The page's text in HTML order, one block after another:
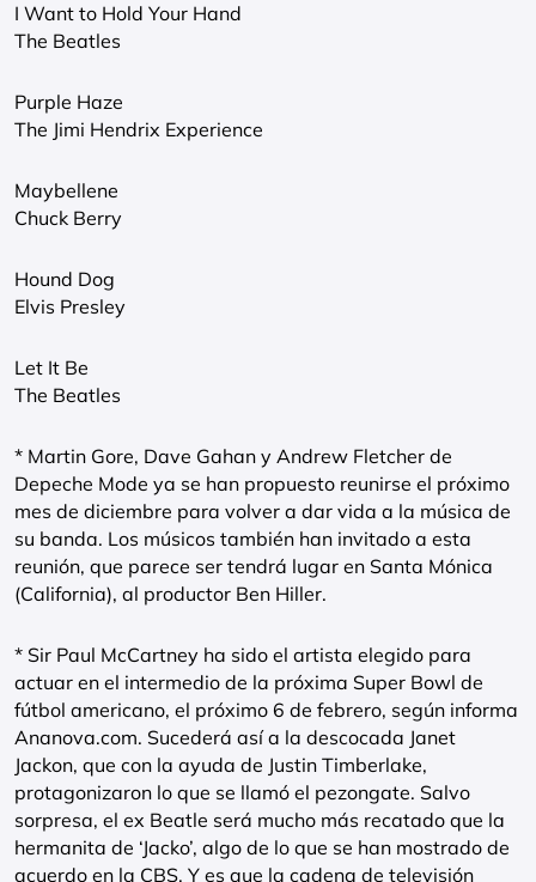
I Want to Hold Your Hand
The Beatles
Purple Haze
The Jimi Hendrix Experience
Maybellene
Chuck Berry
Hound Dog
Elvis Presley
Let It Be
The Beatles
* Martin Gore, Dave Gahan y Andrew Fletcher de
Depeche Mode ya se han propuesto reunirse el próximo
mes de diciembre para volver a dar vida a la música de
su banda. Los músicos también han invitado a esta
reunión, que parece ser tendrá lugar en Santa Mónica
(California), al productor Ben Hiller.
* Sir Paul McCartney ha sido el artista elegido para
actuar en el intermedio de la próxima Super Bowl de
fútbol americano, el próximo 6 de febrero, según informa
Ananova.com. Sucederá así a la descocada Janet
Jackon, que con la ayuda de Justin Timberlake,
protagonizaron lo que se llamó el pezongate. Salvo
sorpresa, el ex Beatle será mucho más recatado que la
hermanita de ‘Jacko’, algo de lo que se han mostrado de
acuerdo en la CBS. Y es que la cadena de televisión